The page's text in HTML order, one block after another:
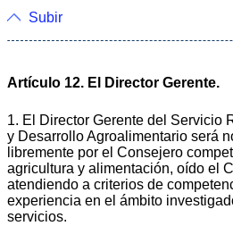
Subir
Artículo 12. El Director Gerente.
1. El Director Gerente del Servicio
y Desarrollo Agroalimentario será
libremente por el Consejero
agricultura y alimentación, oído el
atendiendo a criterios de
experiencia en el ámbito
servicios.